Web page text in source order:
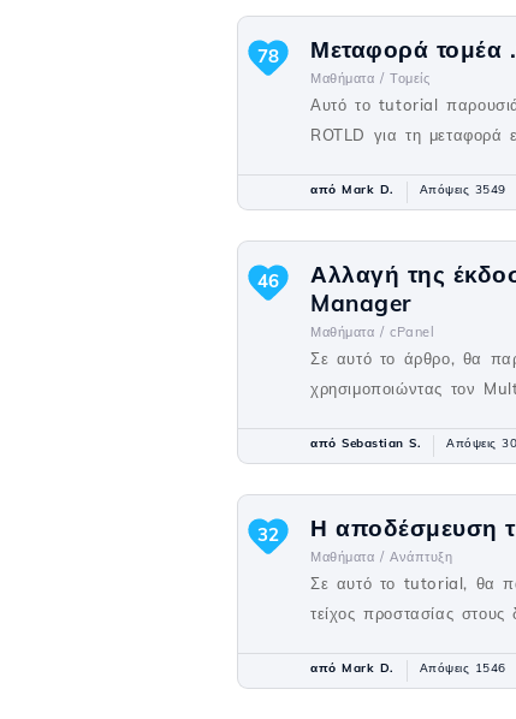
Μεταφορά τομέα
Μαθήματα / Τομείς
Αυτό το tutorial
ROTLD για τη
78
από Mark D. Απόψεις 3549
Αλλαγή της
Manager
Μαθήματα / cPanel
Σε αυτό το άρθρο, θα
χρησιμοποιώντας τον
46
από Sebastian S. Απόψεις
Η αποδέσμευση
Μαθήματα / Ανάπτυξη
Σε αυτό το tutorial, θα
τείχος προστασίας στους
32
από Mark D. Απόψεις 1546